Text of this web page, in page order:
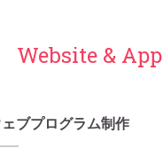
Website & App
ェブプログラム制作